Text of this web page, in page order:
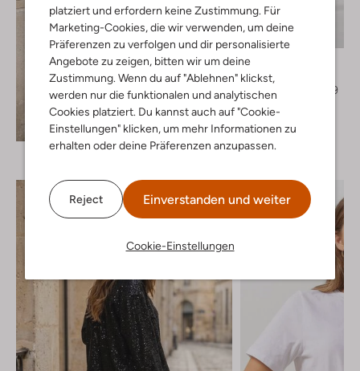
platziert und erfordern keine Zustimmung. Für
Marketing-Cookies, die wir verwenden, um deine
Präferenzen zu verfolgen und dir personalisierte
Angebote zu zeigen, bitten wir um deine
Zustimmung. Wenn du auf "Ablehnen" klickst,
werden nur die funktionalen und analytischen
Cookies platziert. Du kannst auch auf "Cookie-
Einstellungen" klicken, um mehr Informationen zu
erhalten oder deine Präferenzen anzupassen.
Reject Einverstanden und weiter
Cookie-Einstellungen
Entdecke den Look
Pantalon
€ 89,99
€ 62,99